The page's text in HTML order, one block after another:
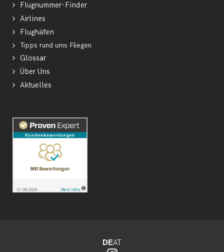
Flugnummer-Finder
Airlines
Flughäfen
Tipps rund ums Fliegen
Glossar
Über Uns
Aktuelles
DEAT